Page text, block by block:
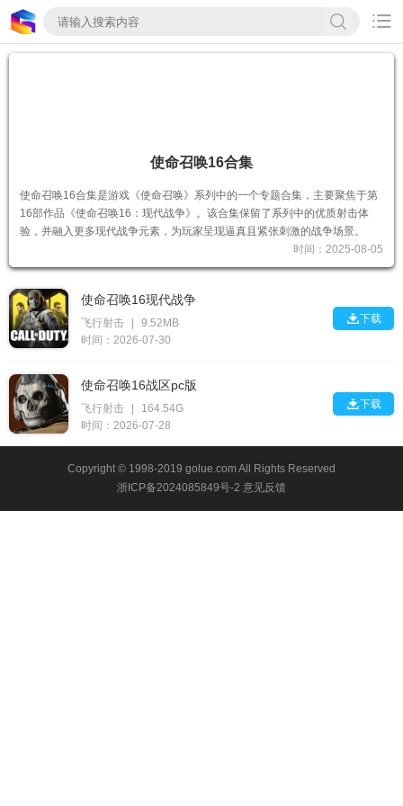

使命召唤16合集
使命召唤16合集是游戏《使命召唤》系列中的一个专题合集，主要聚焦于第
16部作品《使命召唤16：现代战争》。该合集保留了系列中的优质射击体
验，并融入更多现代战争元素，为玩家呈现逼真且紧张刺激的战争场景。
时间：2025-08-05
使命召唤16现代战争
飞行射击
9.52MB
时间：2026-07-30
下载
使命召唤16战区pc版
飞行射击
164.54G
时间：2026-07-28
下载
Copyright © 1998-2019 golue.com All Rights Reserved
浙ICP备2024085849号-2 意见反馈